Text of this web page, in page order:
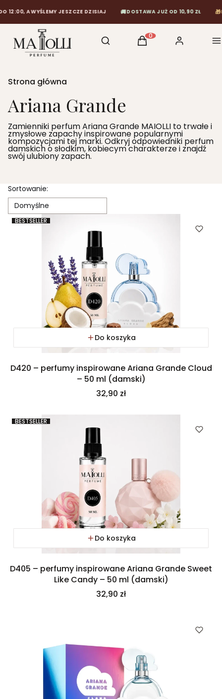
A WYŚLEMY JESZCZE DZISIAJ DOSTAWA JUŻ OD 10,90 ZŁ
Otwórz wyszukiwarkę
Szukaj Produkty w koszyku:
Koszyk Zaloguj się
Strona główna
Ariana Grande
Zamienniki perfum Ariana Grande MAIOLLI to trwałe i
zmysłowe zapachy inspirowane popularnymi
kompozycjami tej marki. Odkryj odpowiedniki perfum
damskich o słodkim, kobiecym charakterze i znajdź
swój ulubiony zapach.
Lista produktów
Sortowanie:
Domyślne
BESTSELLER
Do koszyka
D420 – perfumy inspirowane Ariana Grande Cloud
– 50 ml (damski)
Cena
32,90 zł
BESTSELLER
Do koszyka
D405 – perfumy inspirowane Ariana Grande Sweet
Like Candy – 50 ml (damski)
Cena
32,90 zł